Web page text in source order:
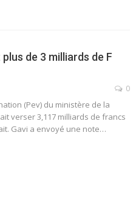
de 3 milliards de F
0
(Pev) du ministère de la
verser 3,117 milliards de francs
Gavi a envoyé une note…